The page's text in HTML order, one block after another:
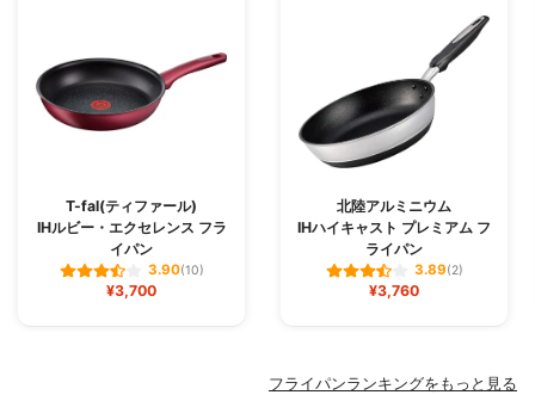
T-fal(ティファール)
IHルビー・エクセレンス フラ
イパン
3.90(10)
¥3,700
北陸アルミニウム
IHハイキャスト プレミアム フ
ライパン
3.89(2)
¥3,760
フライパンランキングをもっと見る